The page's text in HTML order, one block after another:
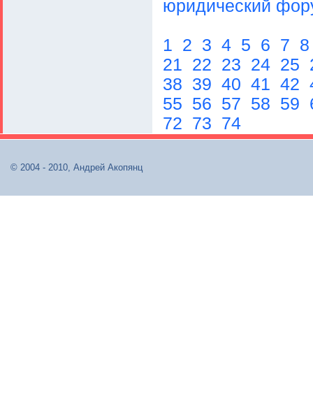
юридический
1 2 3 4 5 6 7
21 22 23 24 25
38 39 40 41 42
55 56 57 58 59
72 73 74
© 2004 - 2010, Андрей Акопянц